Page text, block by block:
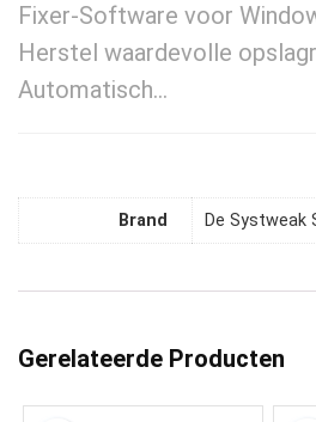
Fixer-Software voor
Herstel waardevolle
Automatisch…
Brand De Systweak
Gerelateerde Producten